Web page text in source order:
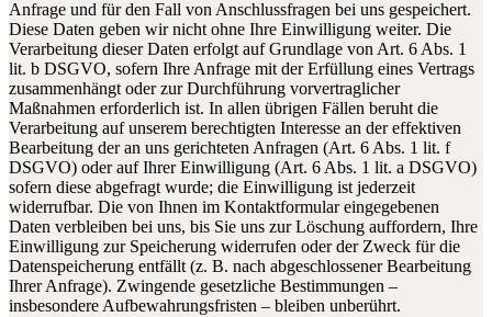
Anfrage und für den Fall von Anschlussfragen bei uns gespeichert.
Diese Daten geben wir nicht ohne Ihre Einwilligung weiter. Die
Verarbeitung dieser Daten erfolgt auf Grundlage von Art. 6 Abs. 1
lit. b DSGVO, sofern Ihre Anfrage mit der Erfüllung eines Vertrags
zusammenhängt oder zur Durchführung vorvertraglicher
Maßnahmen erforderlich ist. In allen übrigen Fällen beruht die
Verarbeitung auf unserem berechtigten Interesse an der effektiven
Bearbeitung der an uns gerichteten Anfragen (Art. 6 Abs. 1 lit. f
DSGVO) oder auf Ihrer Einwilligung (Art. 6 Abs. 1 lit. a DSGVO)
sofern diese abgefragt wurde; die Einwilligung ist jederzeit
widerrufbar. Die von Ihnen im Kontaktformular eingegebenen
Daten verbleiben bei uns, bis Sie uns zur Löschung auffordern, Ihre
Einwilligung zur Speicherung widerrufen oder der Zweck für die
Datenspeicherung entfällt (z. B. nach abgeschlossener Bearbeitung
Ihrer Anfrage). Zwingende gesetzliche Bestimmungen –
insbesondere Aufbewahrungsfristen – bleiben unberührt.